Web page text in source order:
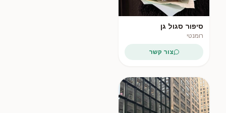
סיפור סגול גן
רומנטי
צור קשר